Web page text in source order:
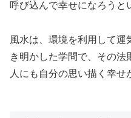
呼び込んで幸せになろうと
風水は、環境を利用して
き明かした学問で、その法
人にも自分の思い描く幸せ